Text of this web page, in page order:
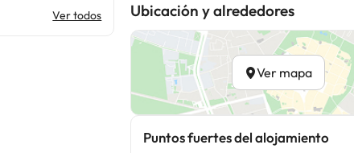
Ver todos Ubicación y alrededores
Ver mapa
Puntos fuertes del alojamiento